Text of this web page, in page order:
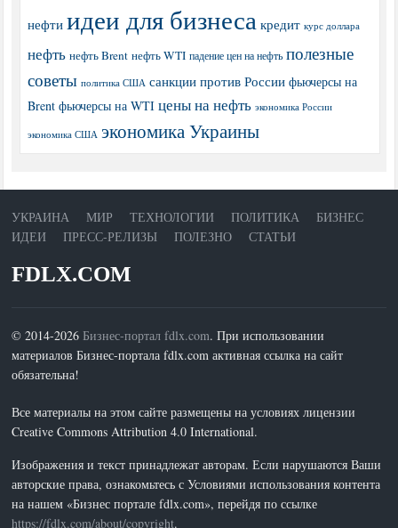
нефти идеи для бизнеса кредит курс доллара
нефть нефть Brent нефть WTI падение цен на нефть полезные
советы политика США санкции против России фьючерсы на
Brent фьючерсы на WTI цены на нефть экономика России
экономика США экономика Украины
УКРАИНА МИР ТЕХНОЛОГИИ ПОЛИТИКА
БИЗНЕС
ИДЕИ
ПРЕСС-РЕЛИЗЫ ПОЛЕЗНО СТАТЬИ
FDLX.COM
© 2014-2026 Бизнес-портал fdlx.com. При использовании
материалов Бизнес-портала fdlx.com активная ссылка на сайт
обязательна!
Все материалы на этом сайте размещены на условиях лицензии
Creative Commons Attribution 4.0 International.
Изображения и текст принадлежат авторам. Если нарушаются Ваши
авторские права, ознакомьтесь с Условиями использования контента
на нашем «Бизнес портале fdlx.com», перейдя по ссылке
https://fdlx.com/about/copyright.